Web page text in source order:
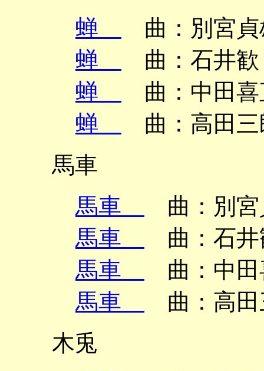
蝉
曲：別宮貞
蝉
曲：石井歓
蝉
曲：中田喜
蝉
曲：高田三
馬車
馬車
曲：別宮
馬車
曲：石井
馬車
曲：中田
馬車
曲：高田
木兎